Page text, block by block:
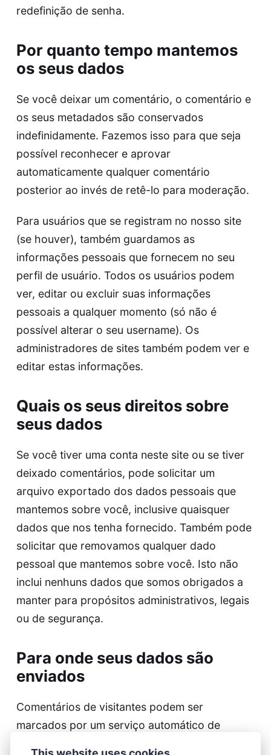
redefinição de senha.
Por quanto tempo mantemos
os seus dados
Se você deixar um comentário, o comentário e
os seus metadados são conservados
indefinidamente. Fazemos isso para que seja
possível reconhecer e aprovar
automaticamente qualquer comentário
posterior ao invés de retê-lo para moderação.
Para usuários que se registram no nosso site
(se houver), também guardamos as
informações pessoais que fornecem no seu
perfil de usuário. Todos os usuários podem
ver, editar ou excluir suas informações
pessoais a qualquer momento (só não é
possível alterar o seu username). Os
administradores de sites também podem ver e
editar estas informações.
Quais os seus direitos sobre
seus dados
Se você tiver uma conta neste site ou se tiver
deixado comentários, pode solicitar um
arquivo exportado dos dados pessoais que
mantemos sobre você, inclusive quaisquer
dados que nos tenha fornecido. Também pode
solicitar que removamos qualquer dado
pessoal que mantemos sobre você. Isto não
inclui nenhuns dados que somos obrigados a
manter para propósitos administrativos, legais
ou de segurança.
Para onde seus dados são
enviados
Comentários de visitantes podem ser
marcados por um serviço automático de